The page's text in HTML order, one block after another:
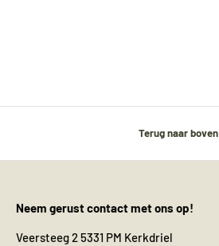
Terug naar boven
Neem gerust contact met ons op!
Veersteeg 2 5331 PM Kerkdriel